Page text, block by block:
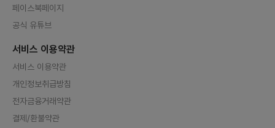
페이스북페이지
공식 유튜브
서비스 이용약관
서비스 이용약관
개인정보취급방침
전자금융거래약관
결제/환불약관